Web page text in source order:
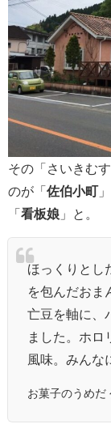
その「さいきむ
のが「 佐伯小町
「 看板娘 」と。
ほっくりとし
を包んだおま
亡豆を軸に、
ました。ホロ
風味。みんな
お菓子のうめだ